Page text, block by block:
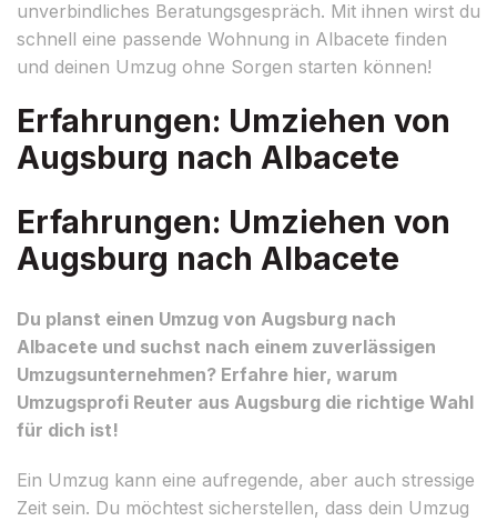
unverbindliches Beratungsgespräch. Mit ihnen wirst du
schnell eine passende Wohnung in Albacete finden
und deinen Umzug ohne Sorgen starten können!
Erfahrungen: Umziehen von
Augsburg nach Albacete
Erfahrungen: Umziehen von
Augsburg nach Albacete
Du planst einen Umzug von Augsburg nach
Albacete und suchst nach einem zuverlässigen
Umzugsunternehmen? Erfahre hier, warum
Umzugsprofi Reuter aus Augsburg die richtige Wahl
für dich ist!
Ein Umzug kann eine aufregende, aber auch stressige
Zeit sein. Du möchtest sicherstellen, dass dein Umzug